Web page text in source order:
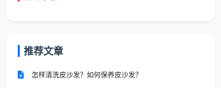
下，到底包含哪些服务。成都天均安洁保洁的一口价，
逐项验收：
推荐文章
怎样清洗皮沙发？如何保养皮沙发？